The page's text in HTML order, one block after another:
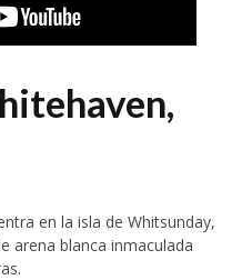
en la isla de Whitsunday,
arena blanca inmaculada